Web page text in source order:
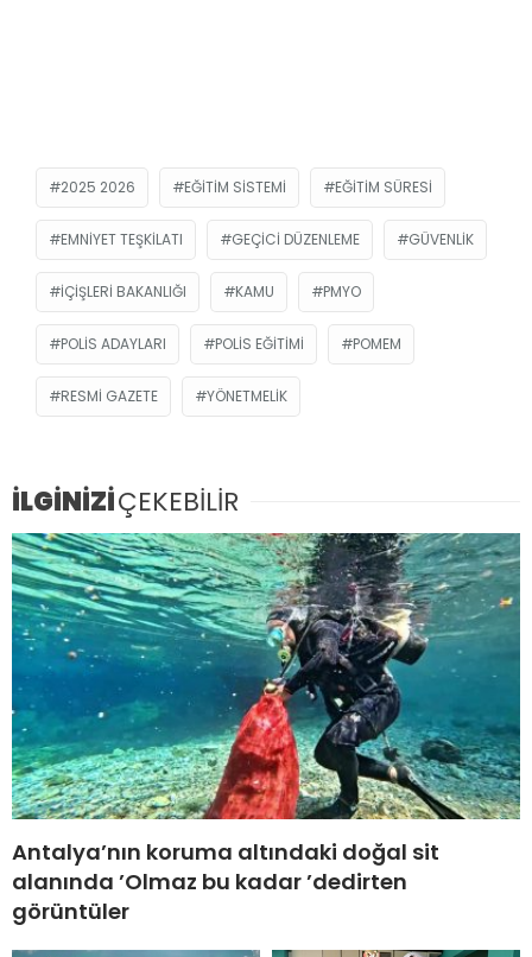
2025 2026 EĞITIM SISTEMI EĞITIM SÜRESI
EMNIYET TEŞKILATI GEÇICI DÜZENLEME GÜVENLIK
İÇIŞLERI BAKANLIĞI KAMU PMYO
POLIS ADAYLARI POLIS EĞITIMI POMEM
RESMİ GAZETE YÖNETMELIK
İLGİNİZİÇEKEBİLİR
Antalya’nın koruma altındaki doğal sit
alanında ’Olmaz bu kadar ’dedirten
görüntüler